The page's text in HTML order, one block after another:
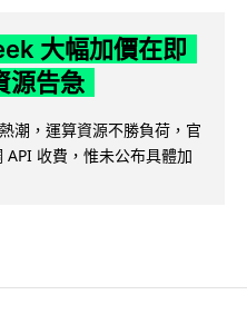
大幅加價在即
源告急
潮，運算資源不勝負荷，官
收費，惟未公布具體加